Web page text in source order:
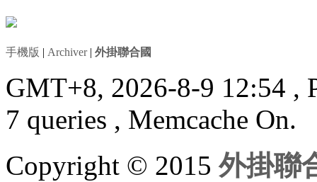
手機版 | Archiver| 外掛聯合國
GMT+8, 2026-8-9 12:54 ,
7 queries , Memcache On.
Copyright © 2015外掛聯